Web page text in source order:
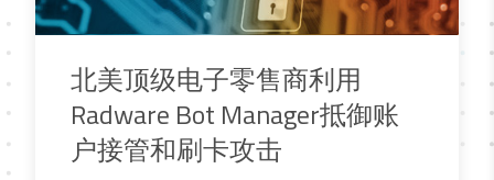
北美顶级电子零售商利用
Radware Bot Manager抵御账
户接管和刷卡攻击